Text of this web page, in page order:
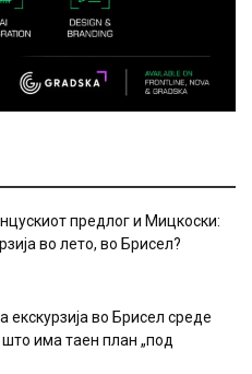
предлог и Мицкоски:
во лето, во Брисел?
во Брисел среде
има таен план „под